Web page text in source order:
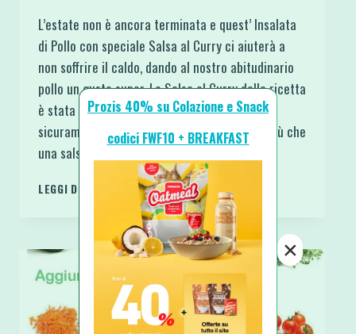
L’estate non è ancora terminata e quest’ Insalata
di Pollo con speciale Salsa al Curry ci aiuterà a
non soffrire il caldo, dando al nostro abitudinario
pollo un gusto super. La Salsa al Curry della ricetta
è stata una sorpresa incredibile da poter
sicuramente sfruttare per tanti altri piatti. Più che
una salsa, data la consistenza la…
LEGGI DI PIÙ
INSALATA
CON
SPECIALE
AL
CURRY
Prozis 40% su Colazione e Snack
codici FWF10 + BREAKFAST
×